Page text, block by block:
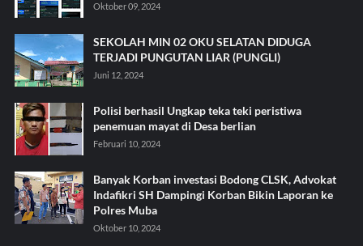
Oktober 09, 2024
SEKOLAH MIN 02 OKU SELATAN DIDUGA
TERJADI PUNGUTAN LIAR (PUNGLI)
Juni 12, 2024
Polisi berhasil Ungkap teka teki peristiwa
penemuan mayat di Desa berlian
Februari 10, 2024
Banyak Korban investasi Bodong CLSK, Advokat
Indafikri SH Dampingi Korban Bikin Laporan ke
Polres Muba
Oktober 10, 2024